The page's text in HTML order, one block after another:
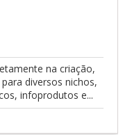
na criação,
diversos nichos,
infoprodutos e...